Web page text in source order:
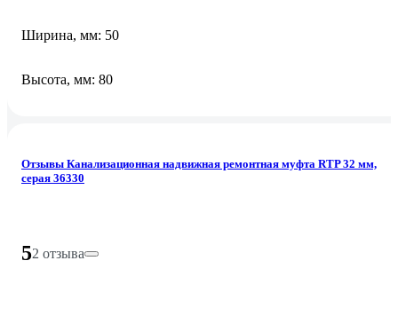
Ширина, мм: 50
Высота, мм: 80
Отзывы Канализационная надвижная ремонтная муфта RTP 32 мм,
серая 36330
52 отзыва